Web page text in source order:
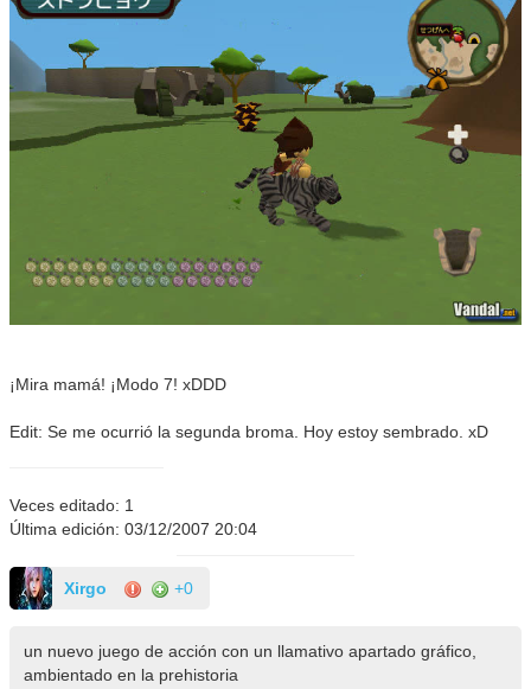
¡Mira mamá! ¡Modo 7! xDDD
Edit: Se me ocurrió la segunda broma. Hoy estoy sembrado. xD
Veces editado: 1
Última edición: 03/12/2007 20:04
Xirgo +0
un nuevo juego de acción con un llamativo apartado gráfico,
ambientado en la prehistoria